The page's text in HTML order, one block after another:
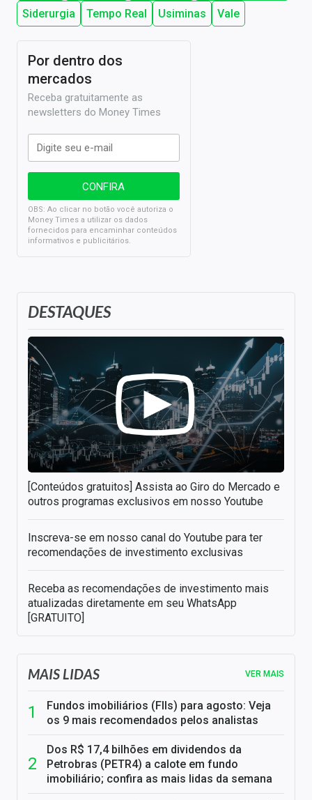
Siderurgia Tempo Real Usiminas Vale
DESTAQUES
[Conteúdos gratuitos] Assista ao Giro do Mercado e
outros programas exclusivos em nosso Youtube
Inscreva-se em nosso canal do Youtube para ter
recomendações de investimento exclusivas
Receba as recomendações de investimento mais
atualizadas diretamente em seu WhatsApp
[GRATUITO]
Por dentro dos
mercados
Receba gratuitamente as
newsletters do Money Times
OBS: Ao clicar no botão você autoriza o
Money Times a utilizar os dados
fornecidos para encaminhar conteúdos
informativos e publicitários.
MAIS LIDAS VER MAIS
Fundos imobiliários (FIIs) para agosto: Veja
os 9 mais recomendados pelos analistas
Dos R$ 17,4 bilhões em dividendos da
Petrobras (PETR4) a calote em fundo
imobiliário; confira as mais lidas da semana